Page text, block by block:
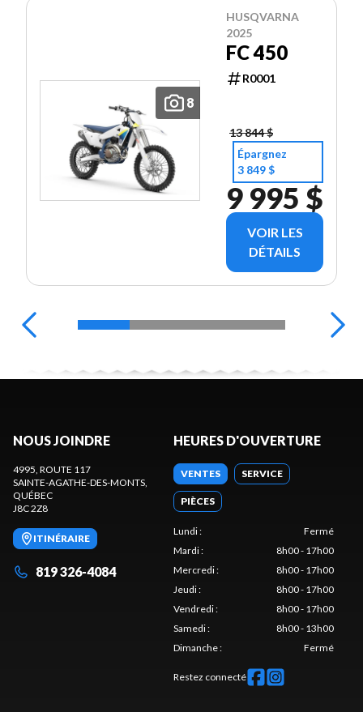
8
HUSQVARNA
2025
FC 450
R0001
13 844 $
Épargnez
3 849 $
9 995 $
VOIR LES
DÉTAILS
NOUS JOINDRE
4995, ROUTE 117
SAINTE-AGATHE-DES-MONTS
QUÉBEC
J8C 2Z8
ITINÉRAIRE
819 326-4084
HEURES D'OUVERTURE
VENTES SERVICE
PIÈCES
Lundi:
Fermé
Mardi:
8h00 - 17h00
Mercredi:
8h00 - 17h00
Jeudi:
8h00 - 17h00
Vendredi:
8h00 - 17h00
Samedi:
8h00 - 13h00
Dimanche: Fermé
Restez connecté